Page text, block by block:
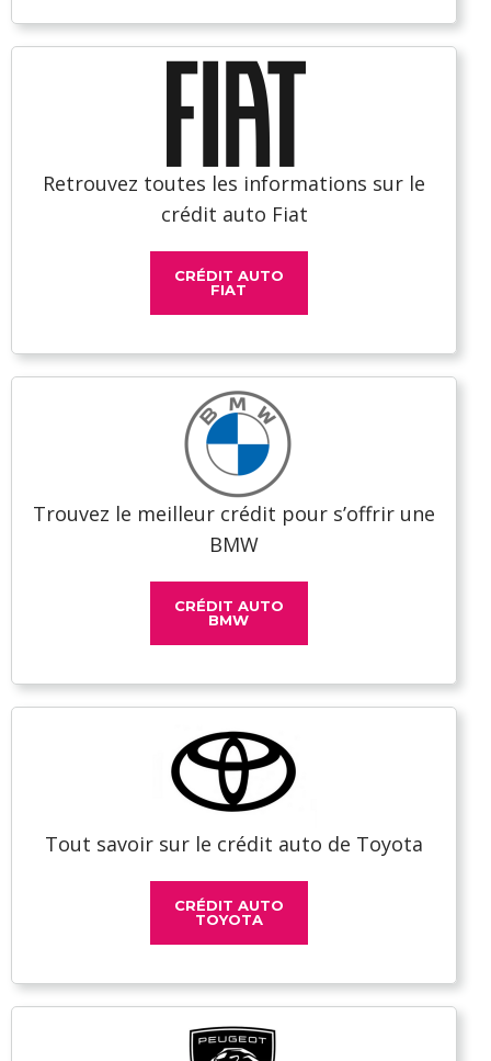
Retrouvez toutes les informations sur le
crédit auto Fiat
CRÉDIT AUTO
FIAT
Trouvez le meilleur crédit pour s’offrir une
BMW
CRÉDIT AUTO
BMW
Tout savoir sur le crédit auto de Toyota
CRÉDIT AUTO
TOYOTA